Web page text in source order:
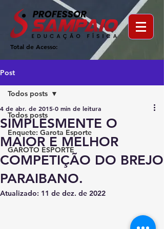
Total de Acesso:
Post
Todos posts
Enquete: Garota Esporte
GAROTO ESPORTE
Todos posts
SIMPLESMENTE O
MAIOR E MELHOR
COMPETIÇÃO DO BREJO
PARAIBANO.
4 de abr. de 2015 0 min de leitura
Atualizado: 11 de dez. de 2022